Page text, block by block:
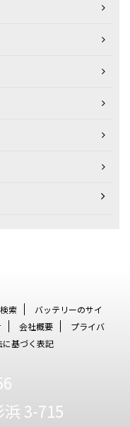
索
バッテリーのサイ
会社概要
プライバ
基づく表記
3-715